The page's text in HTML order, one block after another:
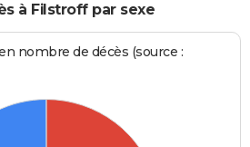
à Filstroff par sexe
nombre de décès (source :